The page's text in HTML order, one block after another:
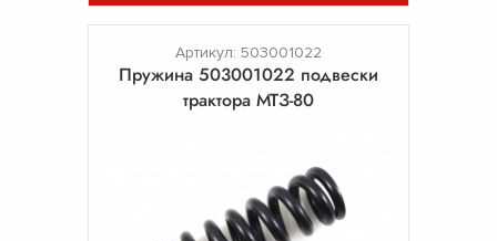
Артикул: 503001022
Пружина 503001022 подвески
трактора МТЗ-80